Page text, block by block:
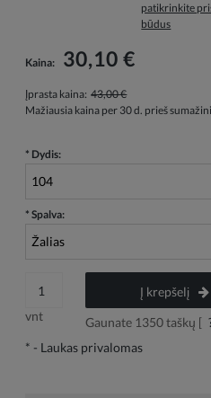
Į kainą neįskaičiuotos galimos
patikrinkite
būdus
Kaina: 30,10 €
Įprasta kaina: 43,00 €
Mažiausia kaina per 30 d. prieš
* Dydis:
* Spalva:
vnt
Į krepšelį
Gaunate 1350taškų [
* - Laukas privalomas